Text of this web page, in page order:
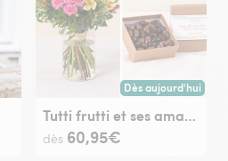
Dès aujourd'hui
Livraison dès
Tutti frutti et ses amandes au chocolat
dès 60,95€